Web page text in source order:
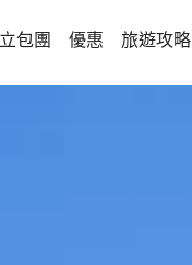
包團 優惠 旅遊攻略